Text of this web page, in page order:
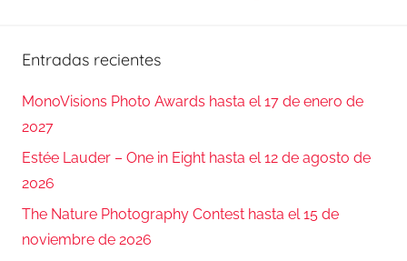
Entradas recientes
MonoVisions Photo Awards hasta el 17 de enero de
2027
Estée Lauder – One in Eight hasta el 12 de agosto de
2026
The Nature Photography Contest hasta el 15 de
noviembre de 2026